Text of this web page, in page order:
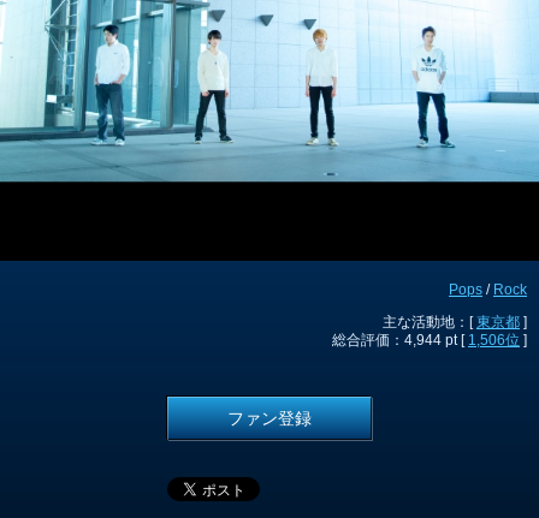
Pops / Rock
主な活動地：[東京都 ]
総合評価：4,944 pt [ 1,506位 ]
ファン登録